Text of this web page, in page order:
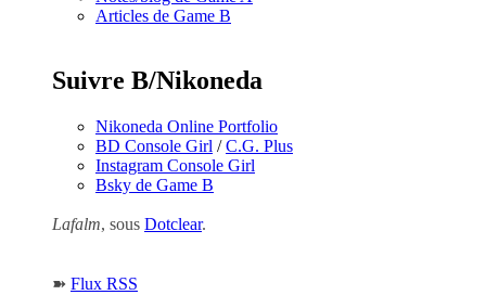
Articles de Game B
Suivre B/Nikoneda
Nikoneda Online Portfolio
BD Console Girl /C.G. Plus
Instagram Console Girl
Bsky de Game B
Lafalm, sous Dotclear.
➽ Flux RSS